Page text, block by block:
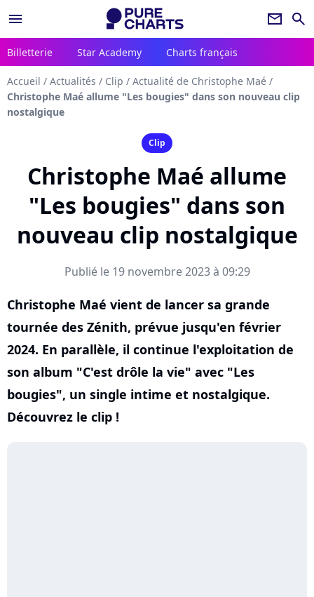
menu newsletter search
Billetterie Star Academy Charts français
Accueil / Actualités / Clip / Actualité de Christophe Maé /
Christophe Maé allume "Les bougies" dans son nouveau clip
nostalgique
Clip
Christophe Maé allume
"Les bougies" dans son
nouveau clip nostalgique
Publié le 19 novembre 2023 à 09:29
Christophe Maé vient de lancer sa grande
tournée des Zénith, prévue jusqu'en février
2024. En parallèle, il continue l'exploitation de
son album "C'est drôle la vie" avec "Les
bougies", un single intime et nostalgique.
Découvrez le clip !